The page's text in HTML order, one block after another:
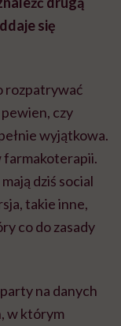
się
rozpatrywać
czy
wyjątkowa.
farmakoterapii.
dziś social
takie inne,
co do zasady
na danych
w którym